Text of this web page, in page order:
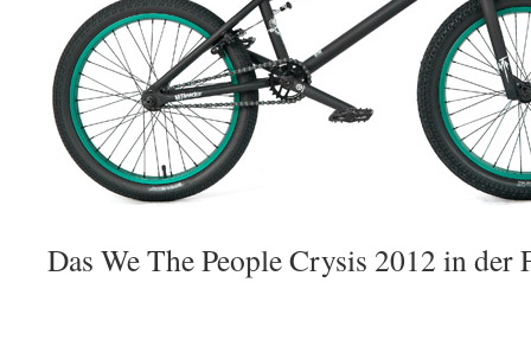
Das We The People Crysis 2012 in der